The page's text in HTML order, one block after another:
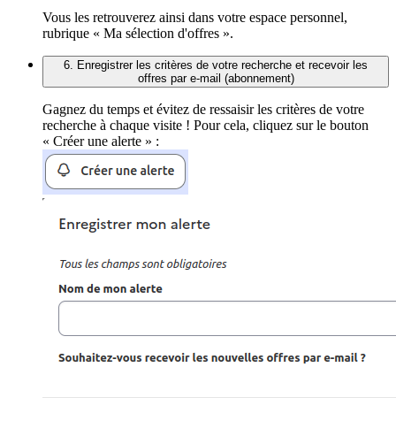
Vous les retrouverez ainsi dans votre espace personnel,
rubrique « Ma sélection d'offres ».
6. Enregistrer les critères de votre recherche et recevoir les
offres par e-mail (abonnement)
Gagnez du temps et évitez de ressaisir les critères de votre
recherche à chaque visite ! Pour cela, cliquez sur le bouton
« Créer une alerte » :